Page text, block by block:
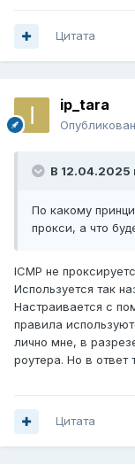
Цитата
ip_tara
В 12.04.2025
По какому
прокси, а что
ICMP не
Используется так
Настраивается с
правила
лично мне, в
роутера. Но в ответ
Цитата